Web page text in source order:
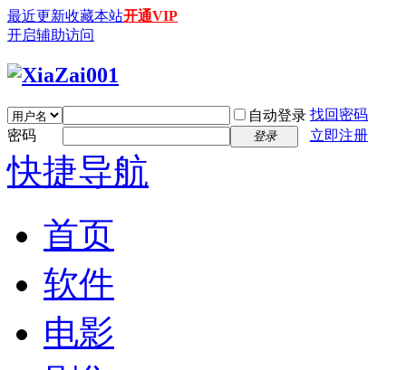
最近更新收藏本站开通VIP
开启辅助访问
自动登录 找回密码
密码
登录 立即注册
快捷导航
首页
软件
电影